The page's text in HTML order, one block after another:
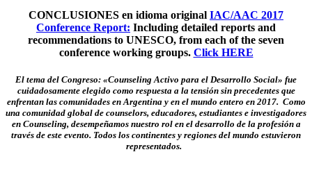
CONCLUSIONES en idioma original IAC/AAC 2017
Conference Report: Including detailed reports and
recommendations to UNESCO, from each of the seven
conference working groups. Click HERE
El tema del Congreso: «Counseling Activo para el Desarrollo Social» fue
cuidadosamente elegido como respuesta a la tensión sin precedentes que
enfrentan las comunidades en Argentina y en el mundo entero en 2017. Como
una comunidad global de counselors, educadores, estudiantes e investigadores
en Counseling, desempeñamos nuestro rol en el desarrollo de la profesión a
través de este evento. Todos los continentes y regiones del mundo estuvieron
representados.